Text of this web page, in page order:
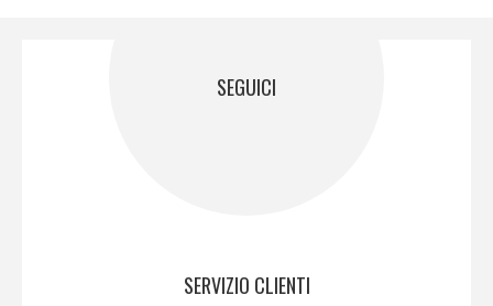
SEGUICI
SERVIZIO CLIENTI